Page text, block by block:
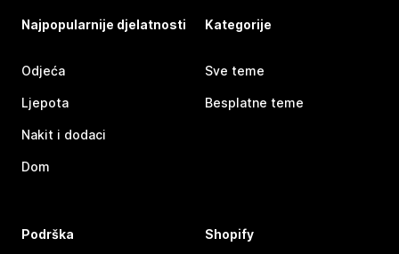
Najpopularnije djelatnosti
Odjeća
Ljepota
Nakit i dodaci
Dom
Kategorije
Sve teme
Besplatne teme
Podrška Shopify